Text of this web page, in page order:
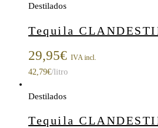
Destilados
Tequila
29,95€ IVA incl.
42,79€/litro
Destilados
Tequila